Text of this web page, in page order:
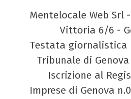
Mentelocale Web Srl
Vittoria 6/6 -
Testata
Tribunale di Genova
Iscrizione al
Imprese di Genova